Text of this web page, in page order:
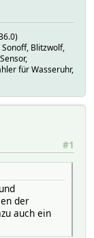
Sonoff, Blitzwolf,
für Wasseruhr,
#1
der
auch ein